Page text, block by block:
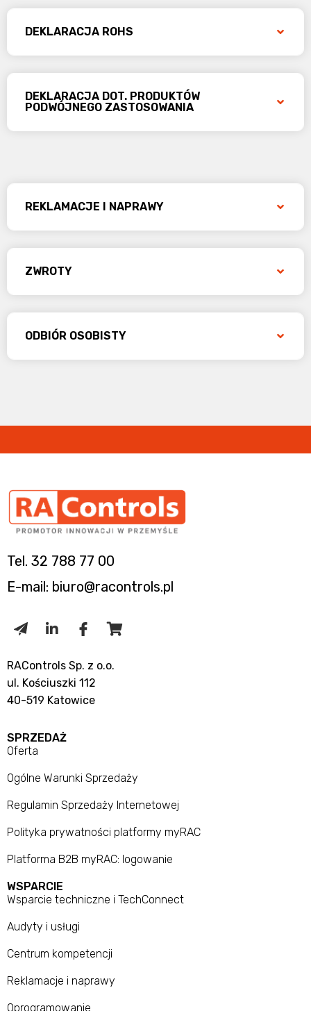
DEKLARACJA ROHS
DEKLARACJA DOT. PRODUKTÓW
PODWÓJNEGO ZASTOSOWANIA
REKLAMACJE I NAPRAWY
ZWROTY
ODBIÓR OSOBISTY
Tel. 32 788 77 00
E-mail: biuro@racontrols.pl
RAControls Sp. z o.o.
ul. Kościuszki 112
40-519 Katowice
SPRZEDAŻ
Oferta
Ogólne Warunki Sprzedaży
Regulamin Sprzedaży Internetowej
Polityka prywatności platformy myRAC
Platforma B2B myRAC: logowanie
WSPARCIE
Wsparcie techniczne i TechConnect
Audyty i usługi
Centrum kompetencji
Reklamacje i naprawy
Oprogramowanie